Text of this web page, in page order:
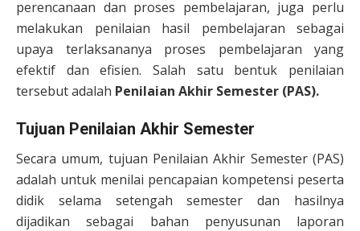
perencanaan dan proses pembelajaran, juga perlu
melakukan penilaian hasil pembelajaran sebagai
upaya terlaksananya proses pembelajaran yang
efektif dan efisien. Salah satu bentuk penilaian
tersebut adalah Penilaian Akhir Semester (PAS).
Tujuan Penilaian Akhir Semester
Secara umum, tujuan Penilaian Akhir Semester (PAS)
adalah untuk menilai pencapaian kompetensi peserta
didik selama setengah semester dan hasilnya
dijadikan sebagai bahan penyusunan laporan